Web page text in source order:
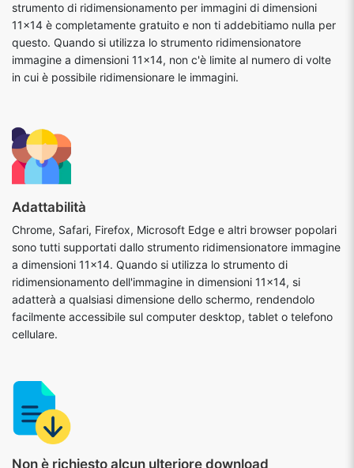
strumento di ridimensionamento per immagini di dimensioni
11x14 è completamente gratuito e non ti addebitiamo nulla per
questo. Quando si utilizza lo strumento ridimensionatore
immagine a dimensioni 11x14, non c'è limite al numero di volte
in cui è possibile ridimensionare le immagini.
Adattabilità
Chrome, Safari, Firefox, Microsoft Edge e altri browser popolari
sono tutti supportati dallo strumento ridimensionatore immagine
a dimensioni 11x14. Quando si utilizza lo strumento di
ridimensionamento dell'immagine in dimensioni 11x14, si
adatterà a qualsiasi dimensione dello schermo, rendendolo
facilmente accessibile sul computer desktop, tablet o telefono
cellulare.
Non è richiesto alcun ulteriore download